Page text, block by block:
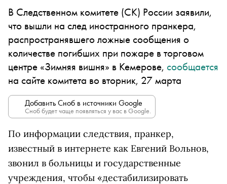
В Следственном комитете (СК) России заявили,
что вышли на след иностранного пранкера,
распространявшего ложные сообщения о
количестве погибших при пожаре в торговом
центре «Зимняя вишня» в Кемерове, сообщается
на сайте комитета во вторник, 27 марта
Добавить Сноб в источники Google
Сноб будет чаще появляться у вас в Google.
По информации следствия, пранкер,
известный в интернете как Евгений Вольнов,
звонил в больницы и государственные
учреждения, чтобы «дестабилизировать